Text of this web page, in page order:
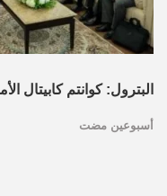
البترول: كوانتم كابيتال
أسبوعين مضت